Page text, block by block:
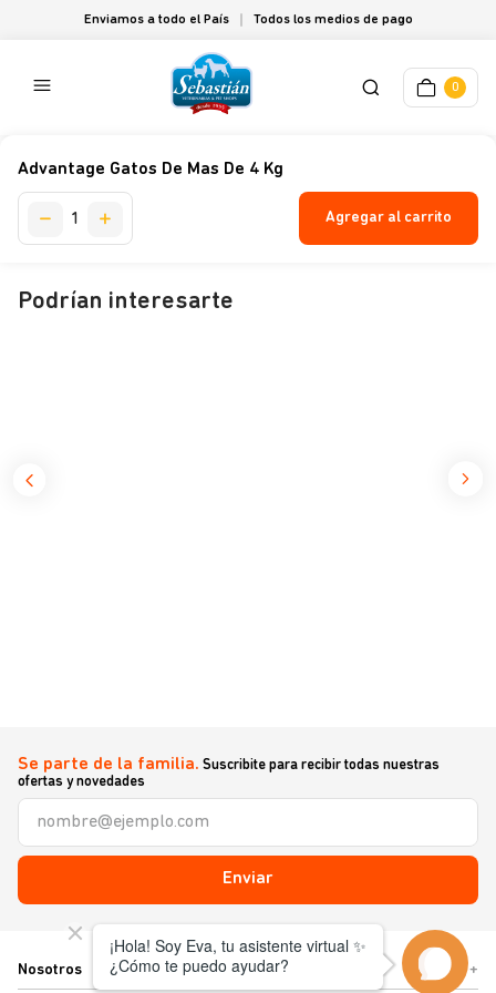
Enviamos a todo el País Todos los medios de pago
0
Advantage Gatos De Mas De 4 Kg
Agregar al carrito
Podrían interesarte
Se parte de la familia. Suscribite para recibir todas nuestras
ofertas y novedades
Enviar
Nosotros +